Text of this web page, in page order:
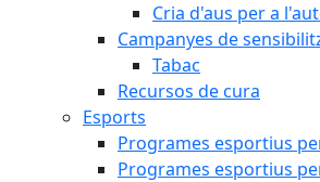
Cria d'aus per a
Campanyes de
Tabac
Recursos de cura
Esports
Programes esportius
Programes esportius